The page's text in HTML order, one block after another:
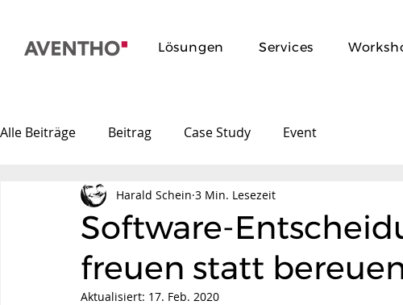
Lösungen Services
Alle Beiträge Beitrag Case Study Event
Software-
freuen statt
Harald Schein 3 Min. Lesezeit
Aktualisiert: 17. Feb. 2020